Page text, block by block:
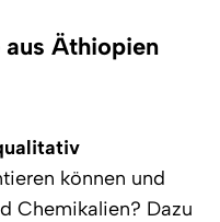
aus Äthiopien
können und
Chemikalien? Dazu